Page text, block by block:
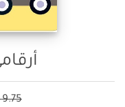
9.75